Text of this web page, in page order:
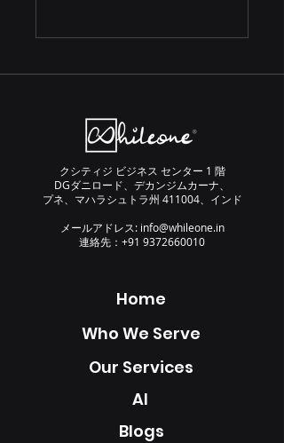
クシティジ ビジネス センター 1 階
DGダニロード、デカンジムカーナ、
プネ、マハラシュトラ州 411004、インド
メールアドレス: info@whileone.in
連絡先：+91 9372660010
Home
Who We Serve
Our Services
AI
Blogs